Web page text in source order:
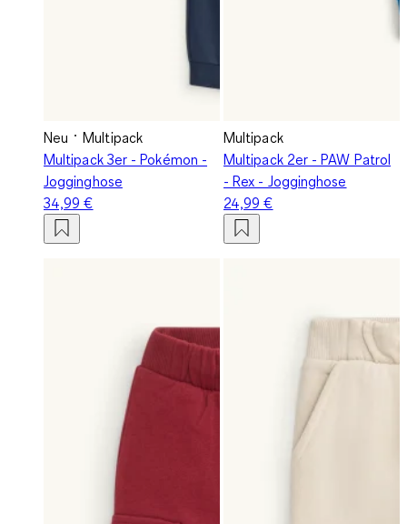
Neu
Multipack
Multipack 3er - Pokémon -
Jogginghose
34,99 €
Multipack
Multipack 2er - PAW Patrol
- Rex - Jogginghose
24,99 €